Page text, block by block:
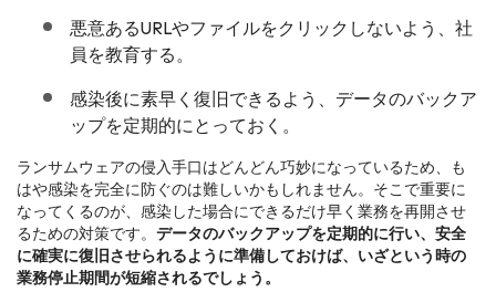
悪意あるURLやファイルをクリックしないよう、社
員を教育する。
感染後に素早く復旧できるよう、データのバックア
ップを定期的にとっておく。
ランサムウェアの侵入手口はどんどん巧妙になっているため、も
はや感染を完全に防ぐのは難しいかもしれません。そこで重要に
なってくるのが、感染した場合にできるだけ早く業務を再開させ
るための対策です。 データのバックアップを定期的に行い、安全
に確実に復旧させられるように準備しておけば、いざという時の
業務停止期間が短縮されるでしょう。